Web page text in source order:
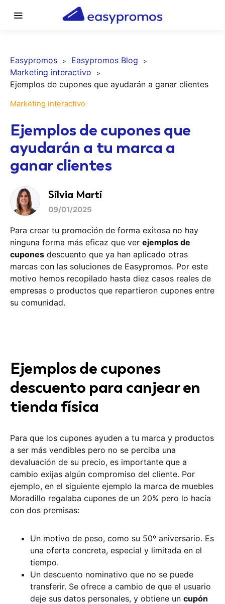
Easypromos
Easypromos Blog
Marketing interactivo
Ejemplos de cupones que ayudarán a ganar clientes
Marketing interactivo
Ejemplos de cupones que
ayudarán a tu marca a
ganar clientes
Sílvia Martí
09/01/2025
Para crear tu promoción de forma exitosa no hay
ninguna forma más eficaz que ver ejemplos de
cupones descuento que ya han aplicado otras
marcas con las soluciones de Easypromos. Por este
motivo hemos recopilado hasta diez casos reales de
empresas o productos que repartieron cupones entre
su comunidad.
Ejemplos de cupones
descuento para canjear en
tienda física
Para que los cupones ayuden a tu marca y productos
a ser más vendibles pero no se perciba una
devaluación de su precio, es importante que a
cambio exijas algún compromiso del cliente. Por
ejemplo, en el siguiente ejemplo la marca de muebles
Moradillo regalaba cupones de un 20% pero lo hacía
con dos premisas:
Un motivo de peso, como su 50º aniversario. Es
una oferta concreta, especial y limitada en el
tiempo.
Un descuento nominativo que no se puede
transferir. Se ofrece a cambio de que el usuario
deje sus datos personales, y obtiene un cupón